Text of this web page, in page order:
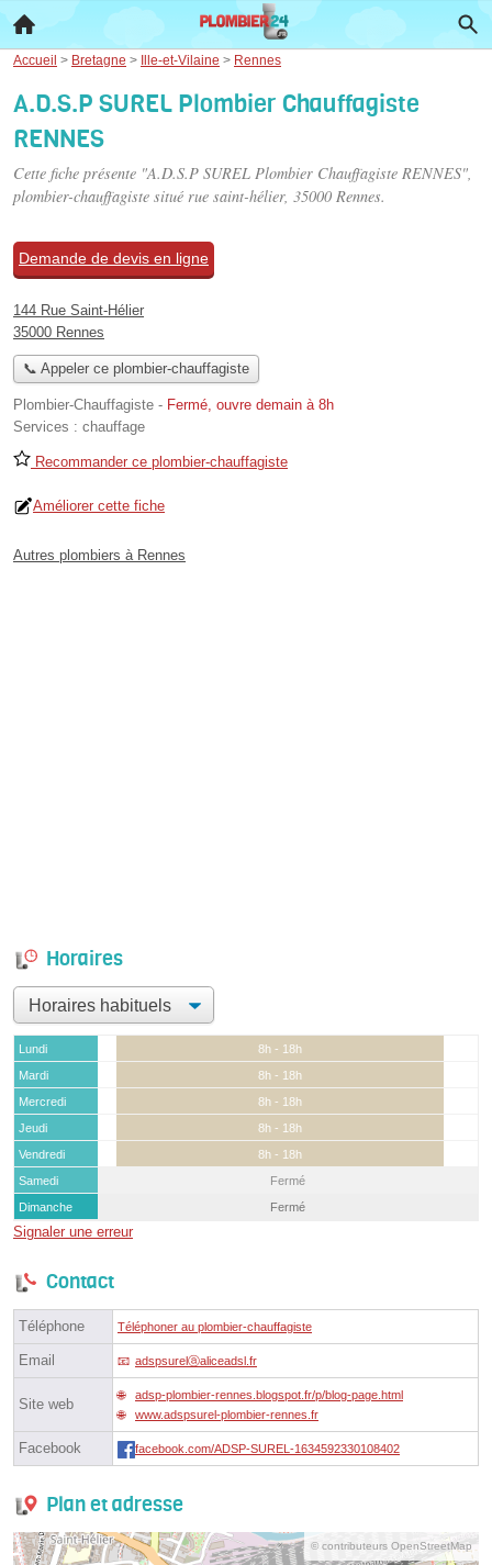
Accueil > Bretagne > Ille-et-Vilaine > Rennes
A.D.S.P SUREL Plombier Chauffagiste
RENNES
Cette fiche présente "A.D.S.P SUREL Plombier Chauffagiste RENNES",
plombier-chauffagiste situé rue saint-hélier, 35000 Rennes.
Demande de devis en ligne
144 Rue Saint-Hélier
35000 Rennes
📞 Appeler ce plombier-chauffagiste
Plombier-Chauffagiste - Fermé, ouvre demain à 8h
Services : chauffage
Recommander ce plombier-chauffagiste
Améliorer cette fiche
Autres plombiers à Rennes
Horaires
Lundi
8h - 18h
Mardi
8h - 18h
Mercredi
8h - 18h
Jeudi
8h - 18h
Vendredi
8h - 18h
Samedi
Fermé
Dimanche
Fermé
Signaler une erreur
Contact
Téléphone Téléphoner au plombier-chauffagiste
Email adspsurelⓐaliceadsl.fr
Site web
adsp-plombier-rennes.blogspot.fr/p/blog-page.html
www.adspsurel-plombier-rennes.fr
Facebook facebook.com/ADSP-SUREL-1634592330108402
Plan et adresse
© contributeurs OpenStreetMap